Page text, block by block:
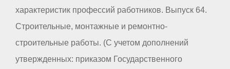
характеристик профессий работников. Выпуск 64.
Строительные, монтажные и ремонтно-
строительные работы. (С учетом дополнений
утвержденных: приказом Государственного